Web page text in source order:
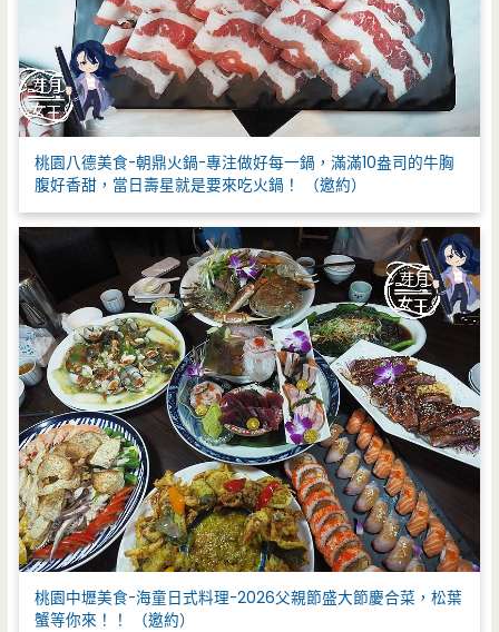
桃園八德美食-朝鼎火鍋-專注做好每一鍋，滿滿10盎司的牛胸
腹好香甜，當日壽星就是要來吃火鍋！ （邀約）
桃園中壢美食-海童日式料理-2026父親節盛大節慶合菜，松葉
蟹等你來！！ （邀約）